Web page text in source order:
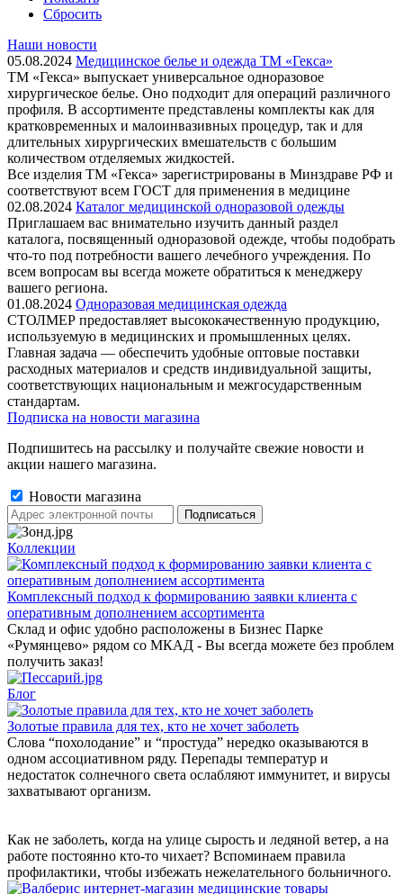
Сбросить
Наши новости
05.08.2024 Медицинское белье и одежда ТМ «Гекса»
ТМ «Гекса» выпускает универсальное одноразовое
хирургическое белье. Оно подходит для операций различного
профиля. В ассортименте представлены комплекты как для
кратковременных и малоинвазивных процедур, так и для
длительных хирургических вмешательств с большим
количеством отделяемых жидкостей.
Все изделия ТМ «Гекса» зарегистрированы в Минздраве РФ и
соответствуют всем ГОСТ для применения в медицине
02.08.2024 Каталог медицинской одноразовой одежды
Приглашаем вас внимательно изучить данный раздел
каталога, посвященный одноразовой одежде, чтобы подобрать
что-то под потребности вашего лечебного учреждения. По
всем вопросам вы всегда можете обратиться к менеджеру
вашего региона.
01.08.2024 Одноразовая медицинская одежда
СТОЛМЕР предоставляет высококачественную продукцию,
используемую в медицинских и промышленных целях.
Главная задача — обеспечить удобные оптовые поставки
расходных материалов и средств индивидуальной защиты,
соответствующих национальным и межгосударственным
стандартам.
Подписка на новости магазина
Подпишитесь на рассылку и получайте свежие новости и
акции нашего магазина.
Новости магазина
Коллекции
Комплексный подход к формированию заявки клиента с
оперативным дополнением ассортимента
Склад и офис удобно расположены в Бизнес Парке
«Румянцево» рядом со МКАД - Вы всегда можете без проблем
получить заказ!
Блог
Золотые правила для тех, кто не хочет заболеть
Слова “похолодание” и “простуда” нередко оказываются в
одном ассоциативном ряду. Перепады температур и
недостаток солнечного света ослабляют иммунитет, и вирусы
захватывают организм.
Как не заболеть, когда на улице сырость и ледяной ветер, а на
работе постоянно кто-то чихает? Вспоминаем правила
профилактики, чтобы избежать нежелательного больничного.